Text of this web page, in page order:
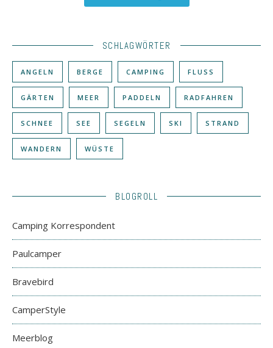
SCHLAGWÖRTER
ANGELN BERGE CAMPING FLUSS
GÄRTEN MEER PADDELN RADFAHREN
SCHNEE SEE SEGELN SKI STRAND
WANDERN WÜSTE
BLOGROLL
Camping Korrespondent
Paulcamper
Bravebird
CamperStyle
Meerblog